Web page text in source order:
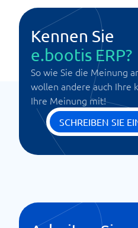
Kennen Sie
e.bootis ERP?
So wie Sie die Meinung
wollen andere auch Ihre
Ihre Meinung mit!
SCHREIBEN SIE